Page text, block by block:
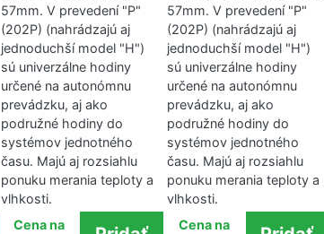
57mm. V prevedení "P"
(202P) (nahrádzajú aj
jednoduchší model "H")
sú univerzálne hodiny
určené na autonómnu
prevádzku, aj ako
podružné hodiny do
systémov jednotného
času. Majú aj rozsiahlu
ponuku merania teploty a
vlhkosti.
Cena na
57mm. V prevedení "P"
(202P) (nahrádzajú aj
jednoduchší model "H")
sú univerzálne hodiny
určené na autonómnu
prevádzku, aj ako
podružné hodiny do
systémov jednotného
času. Majú aj rozsiahlu
ponuku merania teploty a
vlhkosti.
Cena na